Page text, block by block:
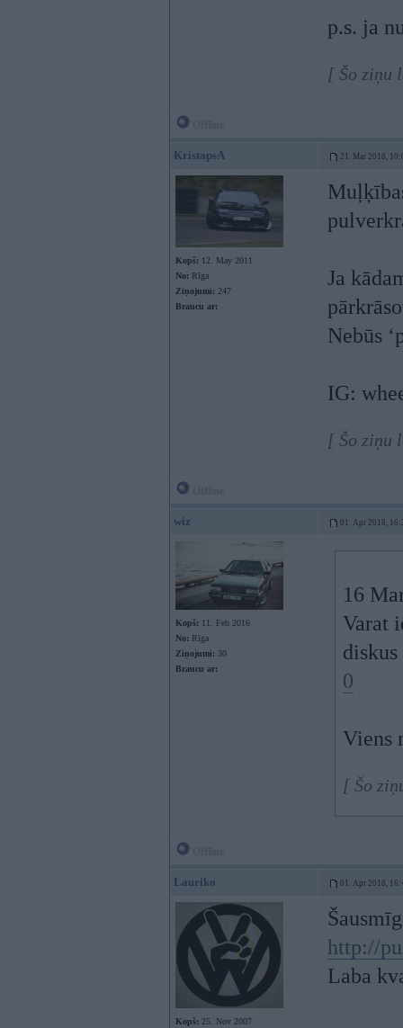
p.s. ja
[ Šo ziņu
KristapsA 21. Mar 2018,
Kopš: 12. May 2011
No: Rīga
Ziņojumi: 247
Braucu ar:
Ja
Nebūs
IG:
[ Šo ziņu
wiz 01. Apr 2018,
Kopš: 11. Feb 2016
No: Rīga
Ziņojumi: 30
Braucu ar:
16
Varat
0
Viens
[ Šo
Lauriko 01. Apr 2018,
Kopš: 25. Nov 2007
http://
Laba